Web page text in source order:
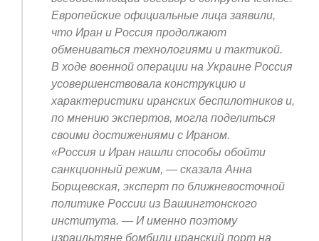
Европейские официальные лица заявили,
что Иран и Россия продолжают
обмениваться технологиями и тактикой.
В ходе военной операции на Украине Россия
усовершенствовала конструкцию и
характеристики иранских беспилотников и,
по мнению экспертов, могла поделиться
своими достижениями с Ираном.
«Россия и Иран нашли способы обойти
санкционный режим, — сказала Анна
Борщевская, эксперт по ближневосточной
политике России из Вашингтонского
института. — И именно поэтому
израильтяне бомбили иранский порт на